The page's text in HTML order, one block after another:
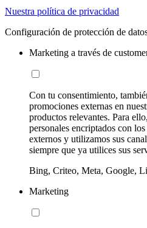
Nuestra política de privacidad
Configuración de protección de
Marketing a través de
Con tu consentimiento,
promociones externas en
productos relevantes. Para
personales encriptados con
externos y utilizamos sus
siempre que ya utilices sus
Bing, Criteo, Meta, Google,
Marketing